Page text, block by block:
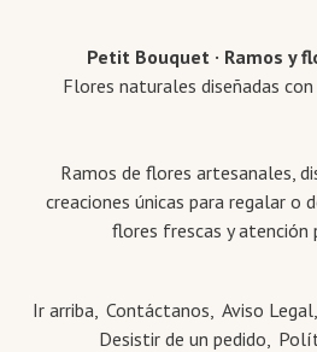
Petit Bouquet · Ramos y
Flores naturales diseñadas
Ramos de flores artesanales,
creaciones únicas para regalar o
flores frescas y atención
Ir arriba Contáctanos Aviso Legal
Desistir de un pedido